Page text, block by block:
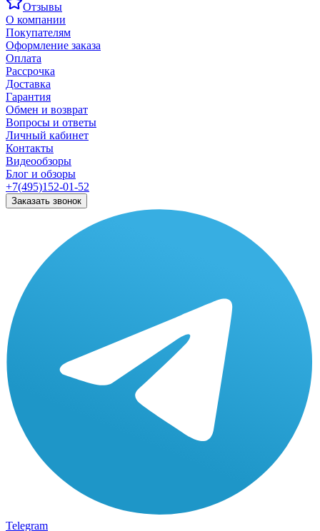
Отзывы
О компании
Покупателям
Оформление заказа
Оплата
Рассрочка
Доставка
Гарантия
Обмен и возврат
Вопросы и ответы
Личный кабинет
Контакты
Видеообзоры
Блог и обзоры
+7(495)152-01-52
Заказать звонок
Telegram